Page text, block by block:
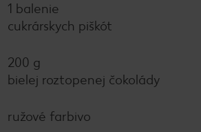
1 balenie
cukrárskych piškót
200 g
bielej roztopenej čokolády
ružové farbivo